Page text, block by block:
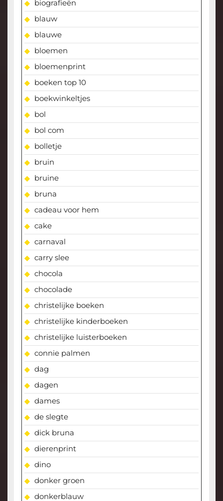
biografieën
blauw
blauwe
bloemen
bloemenprint
boeken top 10
boekwinkeltjes
bol
bol com
bolletje
bruin
bruine
bruna
cadeau voor hem
cake
carnaval
carry slee
chocola
chocolade
christelijke boeken
christelijke kinderboeken
christelijke luisterboeken
connie palmen
dag
dagen
dames
de slegte
dick bruna
dierenprint
dino
donker groen
donkerblauw